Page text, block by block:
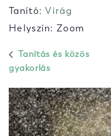
Tanító:Virág
Helyszín: Zoom
Tanítás és közös
gyakorlás